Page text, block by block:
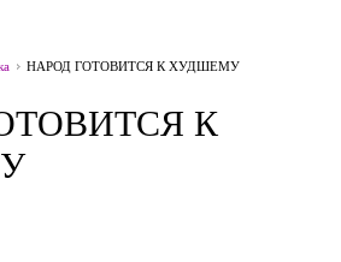
НАРОД ГОТОВИТСЯ К ХУДШЕМУ
К